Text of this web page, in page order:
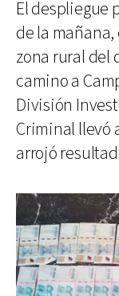
El despliegue
de la
zona rural del
camino a
División
Criminal llevó
arrojó